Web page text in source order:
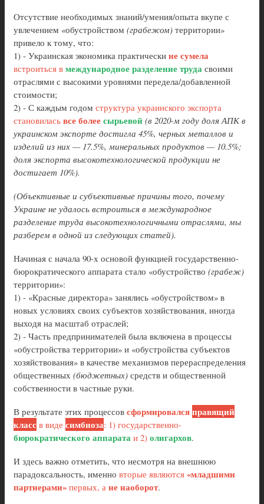
Отсутствие необходимых знаний/умения/опыта вкупе с
увлечением «обустройством (грабежом) территории»
привело к тому, что:
1) - Украинская экономика практически не сумела
встроиться в международное разделение труда своими
отраслями с высокими уровнями передела/добавленной
стоимости;
2) - С каждым годом структура украинского экспорта
становилась все болеесырьевой (в 2020-м году доля АПК в
украинском экспорте достигла 45%, черных металлов и
изделий из них — 17.5%, минеральных продуктов — 10.5%;
доля экспорта высокотехнологической продукции не
достигает 10%).
(Объективные и субъективные причины того, почему
Украине не удалось встроиться в международное
разделение труда высокотехнологичными отраслями, мы
разберем в одной из следующих статей).
Начиная с начала 90-х основой функцией государственно-
бюрократического аппарата стало «обустройство (грабеж)
территории»:
1) - «Красные директора» занялись «обустройством» в
новых условиях своих субъектов хозяйствования, иногда
выходя на масштаб отраслей;
2) - Часть предпринимателей была включена в процессы
«обустройства территории» и «обустройства субъектов
хозяйствования» в качестве механизмов перераспределения
общественных (бюджетных) средств и общественной
собственности в частные руки.
В результате этих процессов сформировалсяправящий
класс в виде симбиоза: 1) государственно-
бюрократического аппарата и 2) олигархов.
И здесь важно отметить, что несмотря на внешнюю
парадоксальность, именно вторые являются «младшими
партнерами» первых, а не наоборот.